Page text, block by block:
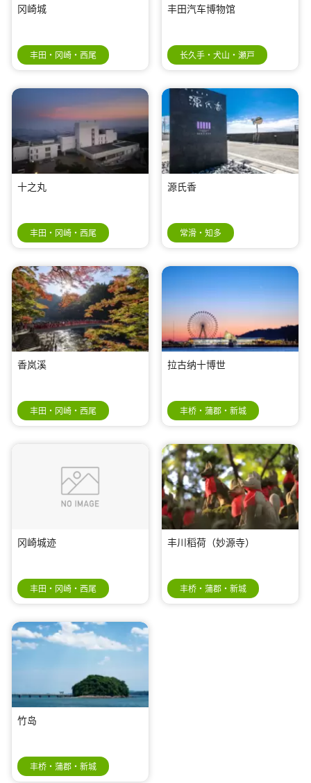
冈崎城
丰田・冈崎・西尾
丰田汽车博物馆
长久手・犬山・瀬戸
十之丸
丰田・冈崎・西尾
源氏香
常滑・知多
香岚溪
丰田・冈崎・西尾
拉古纳十博世
丰桥・蒲郡・新城
冈崎城迹
丰田・冈崎・西尾
丰川稻荷（妙源寺）
丰桥・蒲郡・新城
竹岛
丰桥・蒲郡・新城